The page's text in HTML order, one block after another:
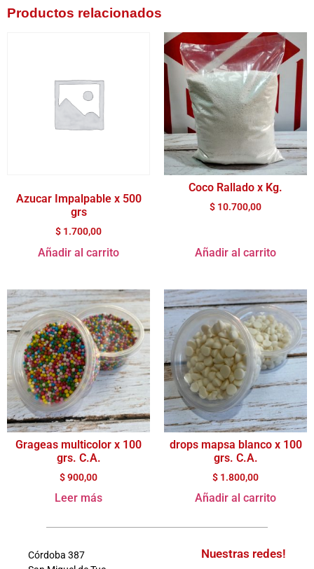
Productos relacionados
Azucar Impalpable x 500
grs
$ 1.700,00
Añadir al carrito
Coco Rallado x Kg.
$ 10.700,00
Añadir al carrito
Grageas multicolor x 100
grs. C.A.
$900,00
Leer más
drops mapsa blanco x 100
grs. C.A.
$ 1.800,00
Añadir al carrito
Córdoba 387
Nuestras redes!